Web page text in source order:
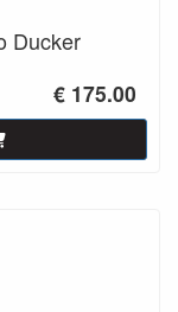
Ducker
€ 175.00